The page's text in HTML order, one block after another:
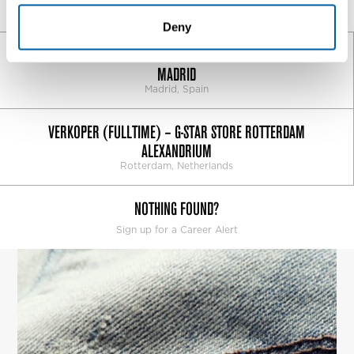
Deny
CONTRATO TEMPORAL 24H DEPENDIENTE ECI CASTELLANA
MADRID
Madrid, Spain
VERKOPER (FULLTIME) – G-STAR STORE ROTTERDAM
ALEXANDRIUM
Rotterdam, Netherlands
NOTHING FOUND?
Sign up for a Career Alert